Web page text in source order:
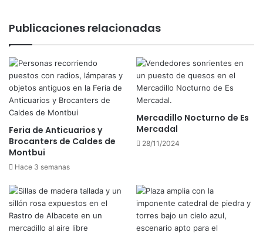
e
R
e
q
u
e
j
o
d
e
P
r
d
o
r
r
l
s
E
n
c
s
Publicaciones relacionadas
Feria de Anticuarios y
Brocanters de Caldes de
Montbui
Hace 3 semanas
Mercadillo Nocturno de Es
Mercadal
28/11/2024